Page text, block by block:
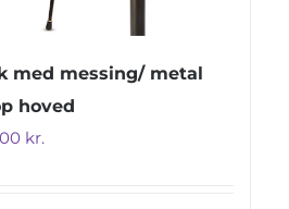
med messing/ metal
hoved
kr.